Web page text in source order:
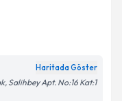
Haritada Göster
Salihbey Apt. No:16 Kat:1